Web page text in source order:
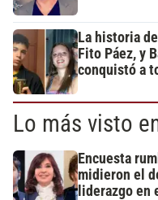
La historia
Fito Páez, y
conquistó a
Lo más visto
Encuesta
midieron el
liderazgo en